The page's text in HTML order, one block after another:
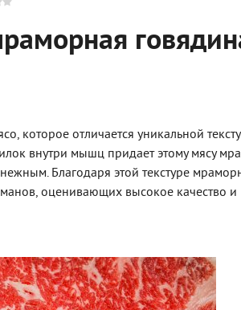
которое отличается уникальной
внутри мышц придает этому мясу
Благодаря этой текстуре
оценивающих высокое качество и